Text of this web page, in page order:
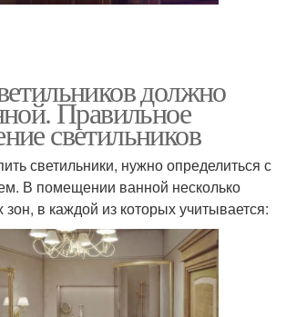
должно
Правильное
светильников
светильники, нужно определиться с
В помещении ванной несколько
в каждой из которых учитывается: